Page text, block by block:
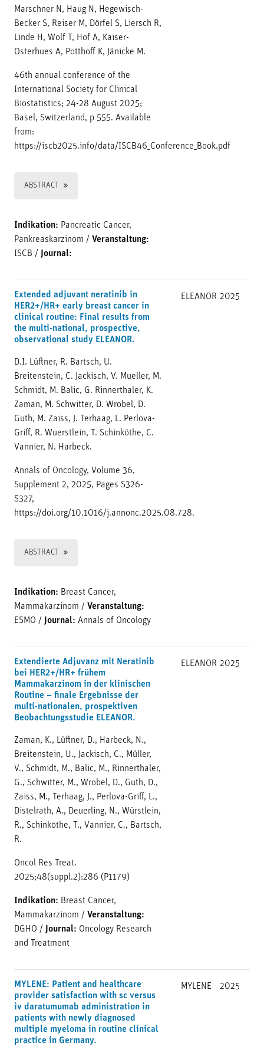
Marschner N, Haug N, Hegewisch-
Becker S, Reiser M, Dörfel S, Liersch R,
Linde H, Wolf T, Hof A, Kaiser-
Osterhues A, Potthoff K, Jänicke M.
46th annual conference of the
International Society for Clinical
Biostatistics; 24-28 August 2025;
Basel, Switzerland, p 555. Available
from:
https://iscb2025.info/data/ISCB46_Conference_Book.pdf
ABSTRACT
Indikation: Pancreatic Cancer,
Pankreaskarzinom / Veranstaltung:
ISCB / Journal:
Extended adjuvant neratinib in
HER2+/HR+ early breast cancer in
clinical routine: Final results from
the multi-national, prospective,
observational study ELEANOR.
D.I. Lüftner, R. Bartsch, U.
Breitenstein, C. Jackisch, V. Mueller, M.
Schmidt, M. Balic, G. Rinnerthaler, K.
Zaman, M. Schwitter, D. Wrobel, D.
Guth, M. Zaiss, J. Terhaag, L. Perlova-
Griff, R. Wuerstlein, T. Schinköthe, C.
Vannier, N. Harbeck.
Annals of Oncology, Volume 36,
Supplement 2, 2025, Pages S326-
S327,
https://doi.org/10.1016/j.annonc.2025.08.728.
ABSTRACT
Indikation: Breast Cancer,
Mammakarzinom / Veranstaltung:
ESMO / Journal: Annals of Oncology
ELEANOR 2025
Extendierte Adjuvanz mit Neratinib
bei HER2+/HR+ frühem
Mammakarzinom in der klinischen
Routine – finale Ergebnisse der
multi-nationalen, prospektiven
Beobachtungsstudie ELEANOR.
Zaman, K., Lüftner, D., Harbeck, N.,
Breitenstein, U., Jackisch, C., Müller,
V., Schmidt, M., Balic, M., Rinnerthaler,
G., Schwitter, M., Wrobel, D., Guth, D.,
Zaiss, M., Terhaag, J., Perlova-Griff, L.,
Distelrath, A., Deuerling, N., Würstlein,
R., Schinköthe, T., Vannier, C., Bartsch,
R.
Oncol Res Treat.
2025;48(suppl.2):286 (P1179)
Indikation: Breast Cancer,
Mammakarzinom / Veranstaltung:
DGHO / Journal: Oncology Research
and Treatment
ELEANOR 2025
MYLENE: Patient and healthcare
provider satisfaction with sc versus
iv daratumumab administration in
patients with newly diagnosed
multiple myeloma in routine clinical
practice in Germany.
MYLENE 2025